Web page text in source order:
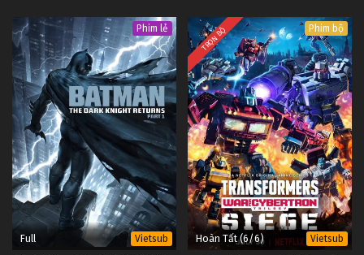
Phim lẻ
Full Vietsub
TRỌN BỘ Phim bộ
Hoàn Tất (6/6) Vietsub